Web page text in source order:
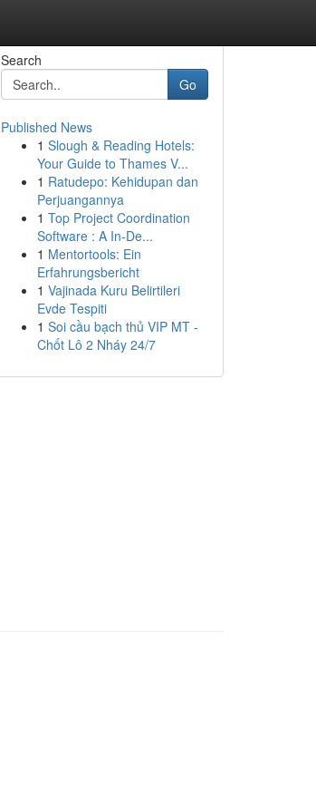
Search
Go
Published News
1 Slough & Reading Hotels:
Your Guide to Thames V...
1 Ratudepo: Kehidupan dan
Perjuangannya
1 Top Project Coordination
Software : A In-De...
1 Mentortools: Ein
Erfahrungsbericht
1 Vajinada Kuru Belirtileri
Evde Tespiti
1 Soi cầu bạch thủ VIP MT -
Chốt Lô 2 Nháy 24/7